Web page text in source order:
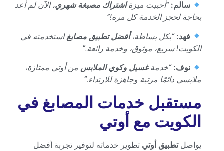
سالم:
“أحببت ميزةاشتراك مصبغة شهري، الآن لم أعد
بحاجة لحجز الخدمة كل مرة!”
فهد:
“بكل بساطة،أفضل تطبيق مصابغاستخدمته في
الكويت! سريع، موثوق، وخدمة رائعة.”
نوف:
“خدمةغسيل وكوي الملابس من أوتي ممتازة،
ملابسي دائمًا مرتبة وجاهزة للارتداء.”
مستقبل خدمات المصابغ في
الكويت مع أوتي
يواصلتطبيق أوتي تطوير خدماته لتوفير تجربة أفضل